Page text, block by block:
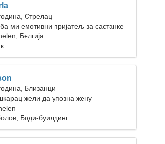
Стрелац
ми емотивни пријатељ за састанке
Белгија
Близанци
жели да упозна жену
Боди-буилдинг